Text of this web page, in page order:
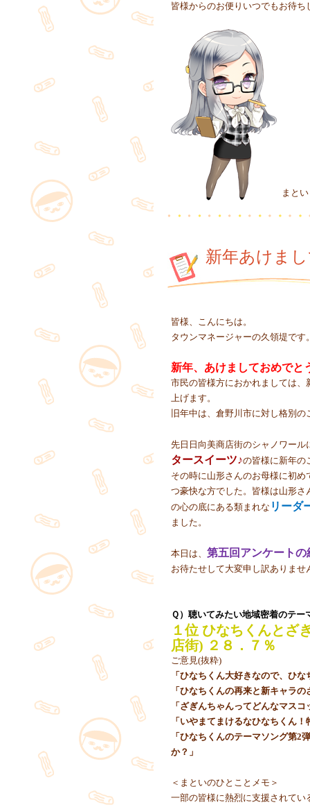
皆様からのお便りいつでもお待ち
まとい
新年あけま
皆様、こんにちは。
タウンマネージャーの久領堤です
新年、あけましておめでと
市民の皆様方におかれましては
上げます。
旧年中は、倉野川市に対し格別
先日日向美商店街のシャノワー
タースイーツ♪の皆様に新年の
その時に山形さんのお母様に初
つ豪快な方でした。皆様は山形
の心の底にある類まれな リーダ
ました。
本日は、 第五回アンケートの
お待たせして大変申し訳ありませ
Ｑ）聴いてみたい地域密着のテー
１位 ひなちくんとざ
店街) ２８．７％
ご意見(抜粋)
「ひなちくん大好きなので、ひ
「ひなちくんの再来と新キャラ
「ざぎんちゃんってどんなマス
「いやまてまけるなひなちくん
「ひなちくんのテーマソング第2
か？」
＜まといのひとことメモ＞
一部の皆様に熱烈に支援されてい